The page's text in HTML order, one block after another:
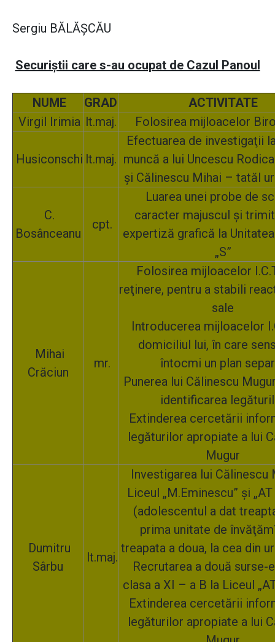
Sergiu BĂLĂŞCĂU
Securiştii care s-au ocupat de Cazul Panoul
NUME GRAD
ACTIVITATE
Virgil Irimia lt.maj. Folosirea mijloacelor
Husiconschi lt.maj.
Efectuarea de investigaţii
muncă a lui Uncescu
şi Călinescu Mihai – tatăl
C.
Bosânceanu
cpt.
Luarea unei probe de
caracter majuscul şi
expertiză grafică la
„S”
Mihai
Crăciun
mr.
Folosirea mijloacelor
reţinere, pentru a stabili
sale
Introducerea mijloacelor
domiciliul lui, în care
întocmi un plan
Punerea lui Călinescu
identificarea
Extinderea cercetării
legăturilor apropiate a lui
Mugur
Dumitru
Sârbu
lt.maj.
Investigarea lui Călinescu
Liceul „M.Eminescu” şi „AT
(adolescentul a dat
prima unitate de
treapata a doua, la cea din
Recrutarea a două surse-
clasa a XI – a B la Liceul
Extinderea cercetării
legăturilor apropiate a lui